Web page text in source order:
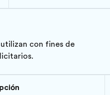
con fines de